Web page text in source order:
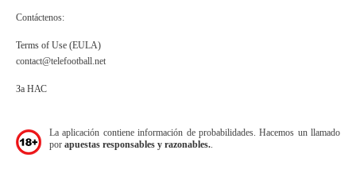
Contáctenos:
Terms of Use (EULA)
contact@telefootball.net
За НАС
La aplicación contiene información de probabilidades. Hacemos un llamado
por apuestas responsables y razonables.